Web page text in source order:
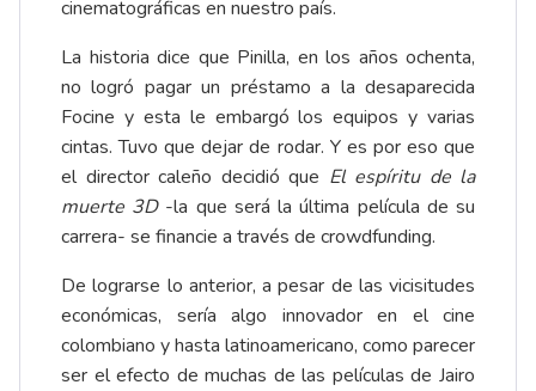
cinematográficas en nuestro país.
La historia dice que Pinilla, en los años ochenta,
no logró pagar un préstamo a la desaparecida
Focine y esta le embargó los equipos y varias
cintas. Tuvo que dejar de rodar. Y es por eso que
el director caleño decidió que El espíritu de la
muerte 3D-la que será la última película de su
carrera- se financie a través de crowdfunding.
De lograrse lo anterior, a pesar de las vicisitudes
económicas, sería algo innovador en el cine
colombiano y hasta latinoamericano, como parecer
ser el efecto de muchas de las películas de Jairo